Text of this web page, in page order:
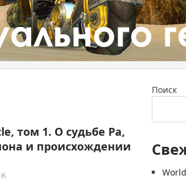
том 1. О судьбе Ра,
и происхождении
Поиск